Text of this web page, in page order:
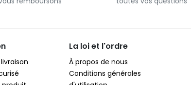
La loi et l'ordre
À propos de nous
Conditions générales